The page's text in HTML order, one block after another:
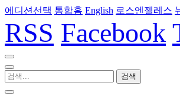
에디션선택 통합홈 English 로스엔젤레스
RSS Facebook